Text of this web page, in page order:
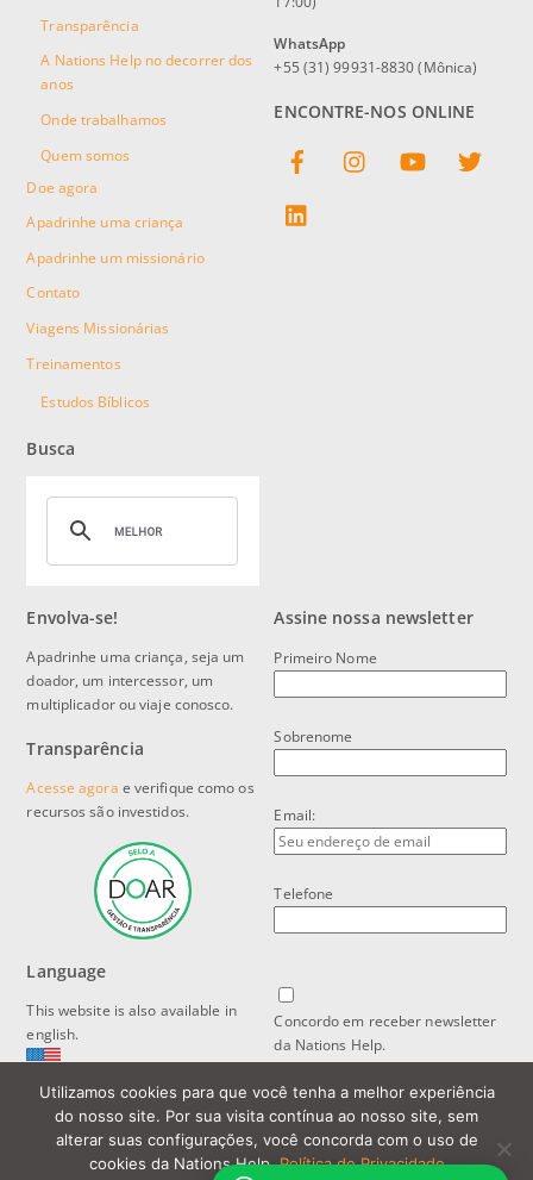
Transparência
A Nations Help no decorrer dos
anos
Onde trabalhamos
Quem somos
Doe agora
Apadrinhe uma criança
Apadrinhe um missionário
Contato
Viagens Missionárias
Treinamentos
Estudos Bíblicos
Busca
WhatsApp
+55 (31) 99931-8830 (Mônica)
ENCONTRE-NOS ONLINE
Envolva-se!
Apadrinhe uma criança, seja um
doador, um intercessor, um
multiplicador ou viaje conosco.
Transparência
Acesse agora e verifique como os
recursos são investidos.
Language
This website is also available in
english.
Política de Privacidade e Proteção
de Dados
Assine nossa newsletter
Primeiro Nome
Sobrenome
Email:
Telefone
Concordo em receber newsletter
da Nations Help.
Utilizamos cookies para que você tenha a melhor experiência
do nosso site. Por sua visita contínua ao nosso site, sem
alterar suas configurações, você concorda com o uso de
cookies da Nations Help.Política de Privacidade